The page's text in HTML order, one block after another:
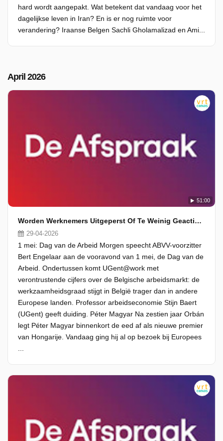
hard wordt aangepakt. Wat betekent dat vandaag voor het
dagelijkse leven in Iran? En is er nog ruimte voor
verandering? Iraanse Belgen Sachli Gholamalizad en Ami...
April 2026
51:00
Worden Werknemers Uitgeperst Of Te Weinig Geactiveerd?
29-04-2026
1 mei: Dag van de Arbeid Morgen speecht ABVV-voorzitter
Bert Engelaar aan de vooravond van 1 mei, de Dag van de
Arbeid. Ondertussen komt UGent@work met
verontrustende cijfers over de Belgische arbeidsmarkt: de
werkzaamheidsgraad stijgt in België trager dan in andere
Europese landen. Professor arbeidseconomie Stijn Baert
(UGent) geeft duiding. Péter Magyar Na zestien jaar Orbán
legt Péter Magyar binnenkort de eed af als nieuwe premier
van Hongarije. Vandaag ging hij al op bezoek bij Europees